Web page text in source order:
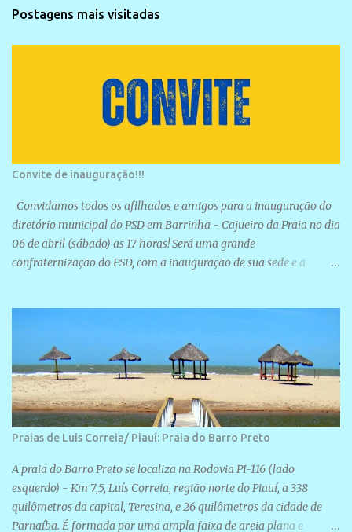
Postagens mais visitadas
Convite de inauguração!!!
Convidamos todos os afilhados e amigos para a inauguração do
diretório municipal do PSD em Barrinha - Cajueiro da Praia no dia
06 de abril (sábado) as 17 horas! Será uma grande
confraternização do PSD, com a inauguração de sua sede e a
Praias de Luis Correia/ Piauí: Praia do Barro Preto
A praia do Barro Preto se localiza na Rodovia PI-116 (lado
esquerdo) - Km 7,5, Luís Correia, região norte do Piauí, a 338
quilômetros da capital, Teresina, e 26 quilômetros da cidade de
Parnaíba. É formada por uma ampla faixa de areia plana e